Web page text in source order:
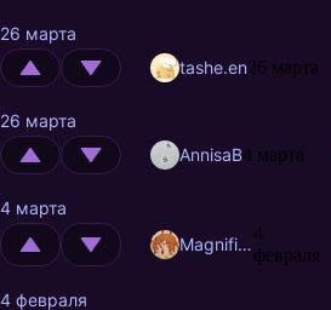
26 марта
tashe.en26 марта
26 марта
AnnisaB4 марта
4 марта
MagnificentMrFox
4
февраля
4 февраля